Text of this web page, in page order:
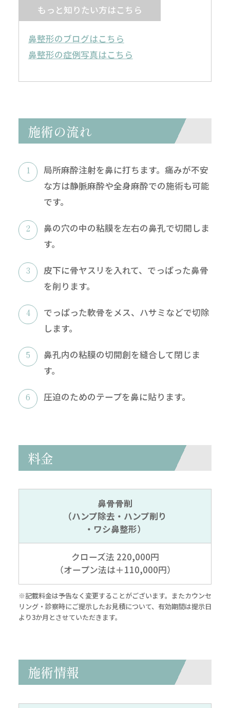
もっと知りたい方はこちら
鼻整形のブログはこちら
鼻整形の症例写真はこちら
施術の流れ
局所麻酔注射を鼻に打ちます。痛みが不安
な方は静脈麻酔や全身麻酔での施術も可能
です。
鼻の穴の中の粘膜を左右の鼻孔で切開しま
す。
皮下に骨ヤスリを入れて、でっぱった鼻骨
を削ります。
でっぱった軟骨をメス、ハサミなどで切除
します。
鼻孔内の粘膜の切開創を縫合して閉じま
す。
圧迫のためのテープを鼻に貼ります。
料金
鼻骨骨削
（ハンプ除去・ハンプ削り
・ワシ鼻整形）
クローズ法 220,000円
（オープン法は＋110,000円）
※記載料金は予告なく変更することがございます。またカウンセ
リング・診察時にご提示したお見積について、有効期間は提示日
より3か月とさせていただきます。
施術情報
無料 電話 LINE Web